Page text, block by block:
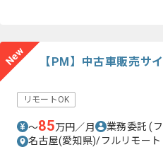
New 【PM】中古車販売サ
リモートOK
〜85万円／月 業務委託(
名古屋(愛知県)/フルリモート